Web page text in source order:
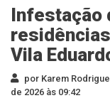
Infestação
Vila
por Karem
de 2026 às 09:42